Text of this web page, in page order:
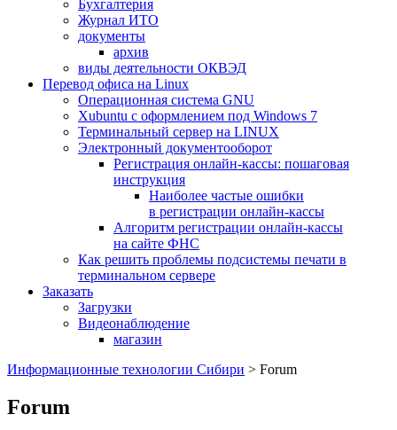
Бухгалтерия
Журнал ИТО
документы
архив
виды деятельности ОКВЭД
Перевод офиса на Linux
Операционная система GNU
Xubuntu с оформлением под Windows 7
Терминальный сервер на LINUX
Электронный документооборот
Регистрация онлайн-кассы: пошаговая
инструкция
Наиболее частые ошибки
в регистрации онлайн-кассы
Алгоритм регистрации онлайн-кассы
на сайте ФНС
Как решить проблемы подсистемы печати в
терминальном сервере
Заказать
Загрузки
Видеонаблюдение
магазин
Информационные технологии Сибири > Forum
Forum